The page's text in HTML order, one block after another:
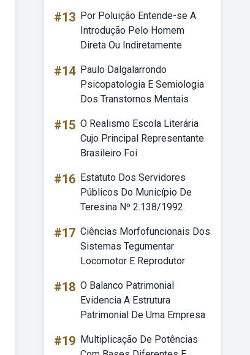
#13 Por Poluição Entende-se A
Introdução Pelo Homem
Direta Ou Indiretamente
#14 Paulo Dalgalarrondo
Psicopatologia E Semiologia
Dos Transtornos Mentais
#15 O Realismo Escola Literária
Cujo Principal Representante
Brasileiro Foi
#16 Estatuto Dos Servidores
Públicos Do Município De
Teresina Nº 2.138/1992.
#17 Ciências Morfofuncionais Dos
Sistemas Tegumentar
Locomotor E Reprodutor
#18 O Balanco Patrimonial
Evidencia A Estrutura
Patrimonial De Uma Empresa
#19 Multiplicação De Potências